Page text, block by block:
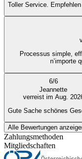
Toller Service.
Processus simple,
n’importe
6/6
Jeannette
verreist im Aug.
Gute Sache schönes
Alle Bewertungen
Zahlungsmethoden
Mitgliedschaften